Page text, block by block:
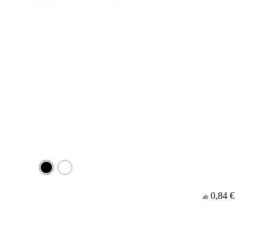
ab 0,84 €